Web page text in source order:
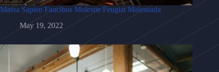
Massa Sapien Faucibus Molestie Feugiat Malesuada
May 19, 2022